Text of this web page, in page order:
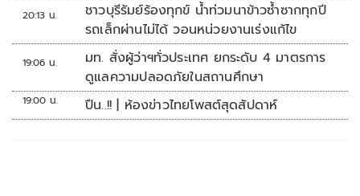
20:13 น.
ชาวบุรีรัมย์ร้องทุกข์ น้ำท่วมนาข้าวซ้ำซากทุกปี
รถเล็กผ่านไม่ได้ วอนหน่วยงานเร่งแก้ไข
19:06 น.
มท. สั่งผู้ว่าฯทั่วประเทศ ยกระดับ 4 มาตรการ
ดูแลความปลอดภัยในสถานศึกษา
19:00 น. ปืน..!! | ห้องข่าวไทยโพสต์สุดสัปดาห์